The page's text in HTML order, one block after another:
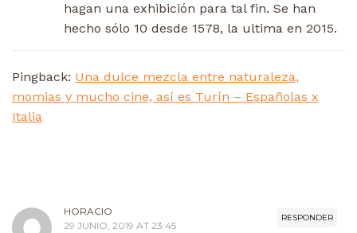
hagan una exhibición para tal fin. Se han
hecho sólo 10 desde 1578, la ultima en 2015.
Pingback: Una dulce mezcla entre naturaleza,
momias y mucho cine, así es Turín – Españolas x
Italia
RESPONDER
HORACIO
29 JUNIO, 2019 AT 23:45